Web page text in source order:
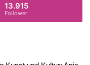
13.915
Follower